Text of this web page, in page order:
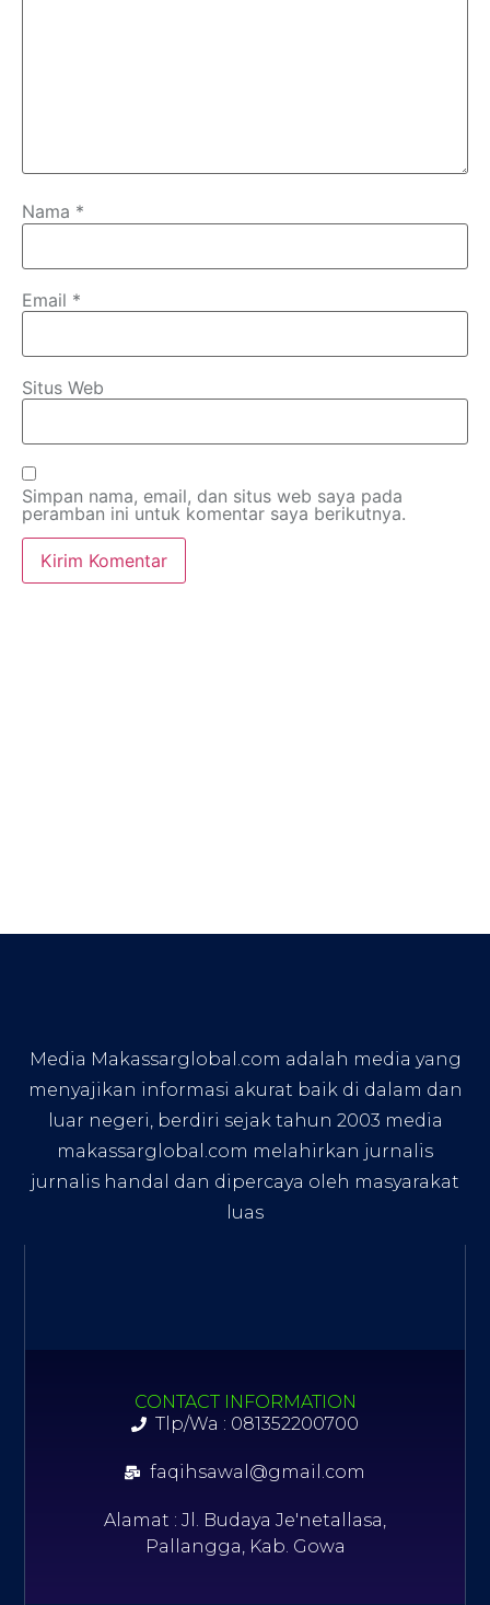
Nama *
Email *
Situs Web
Simpan nama, email, dan situs web saya pada
peramban ini untuk komentar saya berikutnya.
Media Makassarglobal.com adalah media yang
menyajikan informasi akurat baik di dalam dan
luar negeri, berdiri sejak tahun 2003 media
makassarglobal.com melahirkan jurnalis
jurnalis handal dan dipercaya oleh masyarakat
luas
CONTACT INFORMATION
Tlp/Wa : 081352200700
faqihsawal@gmail.com
Alamat : Jl. Budaya Je'netallasa,
Pallangga, Kab. Gowa